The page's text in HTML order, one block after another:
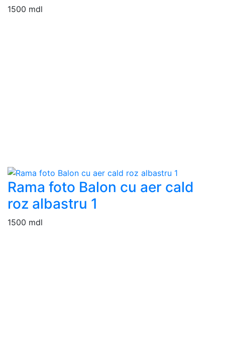
1500 mdl
Rama foto Balon cu aer cald
roz albastru 1
1500 mdl